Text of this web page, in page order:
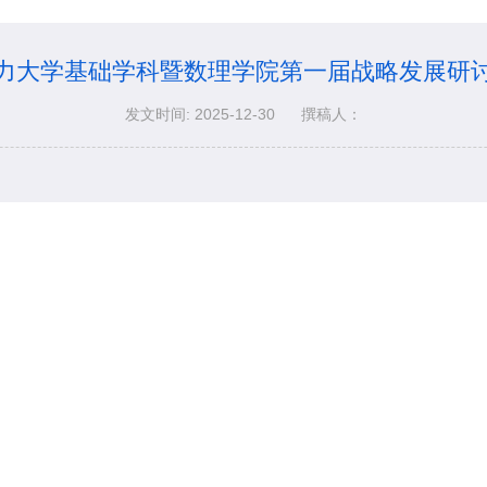
大学基础学科暨数理学院第一届战略发展研
发文时间: 2025-12-30 撰稿人：